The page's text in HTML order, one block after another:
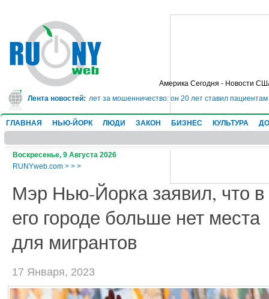
Америка Сегодня - Новости
Лента новостей:
сядет в тюрьму на 10 лет за мошенничество: он 20 лет ставил пациентам
ГЛАВНАЯ НЬЮ-ЙОРК ЛЮДИ ЗАКОН БИЗНЕС КУЛЬТУРА
Воскресенье, 9 Августа 2026
RUNYweb.com > > >
Мэр Нью-Йорка заявил, что в
его городе больше нет места
для мигрантов
17 Января, 2023